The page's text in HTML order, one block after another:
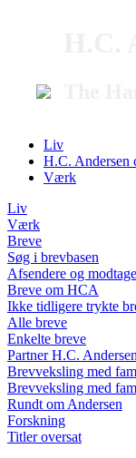
Liv
H.C. Andersen
Værk
Liv
Værk
Breve
Søg i brevbasen
Afsendere og
Breve om HCA
Ikke tidligere trykte
Alle breve
Enkelte breve
Partner H.C.
Brevveksling med
Brevveksling med
Rundt om Andersen
Forskning
Titler oversat